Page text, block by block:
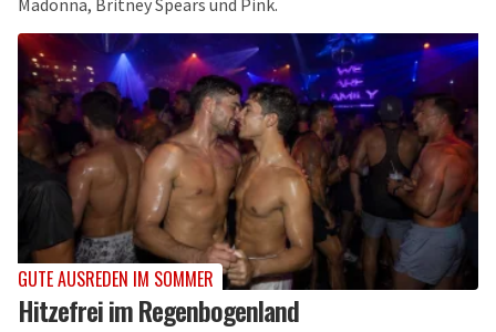
GUTE AUSREDEN IM SOMMER
Hitzefrei im Regenbogenland